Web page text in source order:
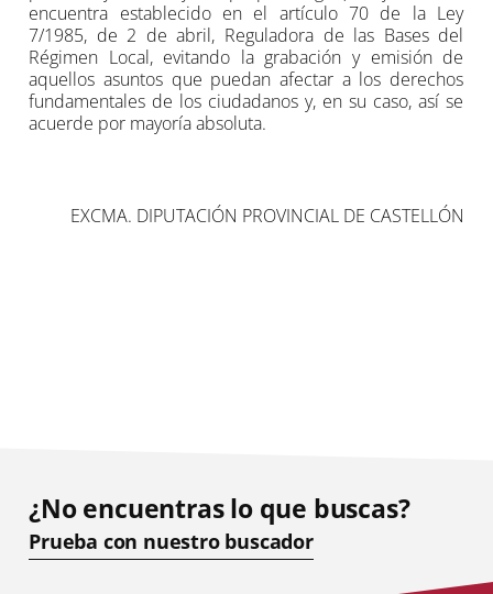
encuentra establecido en el artículo 70 de la Ley
7/1985, de 2 de abril, Reguladora de las Bases del
Régimen Local, evitando la grabación y emisión de
aquellos asuntos que puedan afectar a los derechos
fundamentales de los ciudadanos y, en su caso, así se
acuerde por mayoría absoluta.
EXCMA. DIPUTACIÓN PROVINCIAL DE CASTELLÓN
¿No encuentras lo que buscas?
Prueba con nuestro buscador